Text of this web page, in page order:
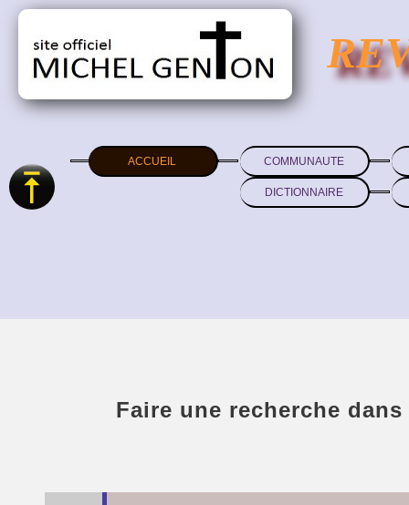
ACCUEIL COMMUNAUTE
DICTIONNAIRE
Faire une recherche